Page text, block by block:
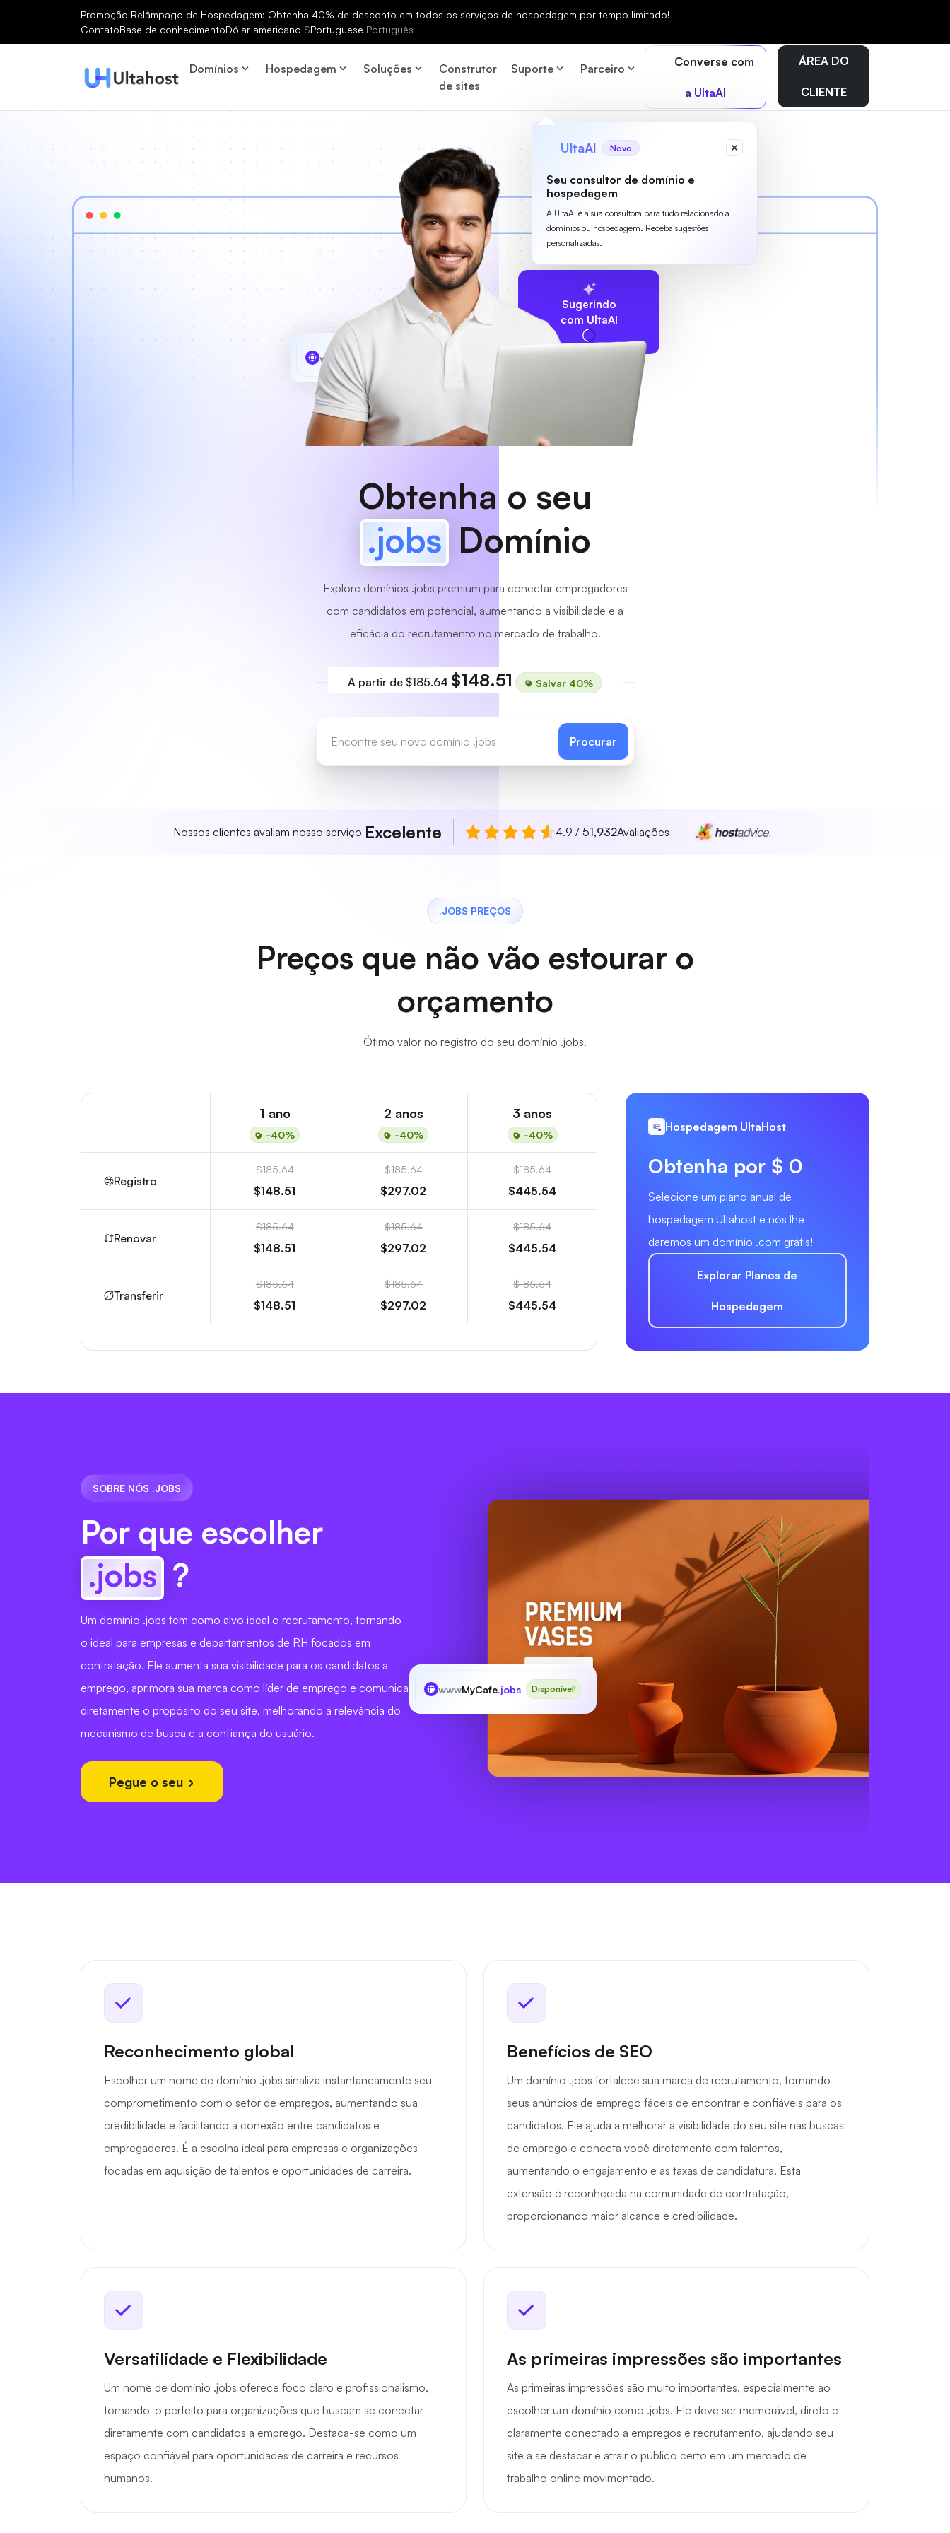
Promoção Relâmpago de Hospedagem: Obtenha 40% de desconto em todos os serviços de hospedagem por tempo limitado!
ContatoBase de conhecimentoDólar americano $Portuguese Português
Domínios Hospedagem Soluções
Construtor
de sites
Suporte Parceiro Converse com
a UltaAI
UltaAI Novo
Seu consultor de domínio e
hospedagem
A UltaAI é a sua consultora para tudo relacionado a
domínios ou hospedagem. Receba sugestões
personalizadas.
ÁREA DO
CLIENTE
Sugerindo
com UltaAI
www MyCafe
Obtenha o seu
.jobs Domínio
Explore domínios .jobs premium para conectar empregadores
com candidatos em potencial, aumentando a visibilidade e a
eficácia do recrutamento no mercado de trabalho.
A partir de $185.64 $148.51 Salvar 40%
Procurar
Nossos clientes avaliam nosso serviço Excelente 4.9 / 51,932Avaliações
.JOBS PREÇOS
Preços que não vão estourar o
orçamento
Ótimo valor no registro do seu domínio .jobs.
1 ano
-40%
2 anos
-40%
3 anos
-40%
Registro
$185.64
$148.51
$185.64
$297.02
$185.64
$445.54
Renovar
$185.64
$148.51
$185.64
$297.02
$185.64
$445.54
Transferir
$185.64
$148.51
$185.64
$297.02
$185.64
$445.54
Hospedagem UltaHost
Obtenha por $ 0
Selecione um plano anual de
hospedagem Ultahost e nós lhe
daremos um domínio .com grátis!
Explorar Planos de
Hospedagem
SOBRE NÓS .JOBS
Por que escolher
.jobs ?
Um domínio .jobs tem como alvo ideal o recrutamento, tornando-
o ideal para empresas e departamentos de RH focados em
contratação. Ele aumenta sua visibilidade para os candidatos a
emprego, aprimora sua marca como líder de emprego e comunica
diretamente o propósito do seu site, melhorando a relevância do
mecanismo de busca e a confiança do usuário.
Pegue o seu
wwwMyCafe.jobs Disponível!
Reconhecimento global
Escolher um nome de domínio .jobs sinaliza instantaneamente seu
comprometimento com o setor de empregos, aumentando sua
credibilidade e facilitando a conexão entre candidatos e
empregadores. É a escolha ideal para empresas e organizações
focadas em aquisição de talentos e oportunidades de carreira.
Benefícios de SEO
Um domínio .jobs fortalece sua marca de recrutamento, tornando
seus anúncios de emprego fáceis de encontrar e confiáveis para os
candidatos. Ele ajuda a melhorar a visibilidade do seu site nas buscas
de emprego e conecta você diretamente com talentos,
aumentando o engajamento e as taxas de candidatura. Esta
extensão é reconhecida na comunidade de contratação,
proporcionando maior alcance e credibilidade.
Versatilidade e Flexibilidade
Um nome de domínio .jobs oferece foco claro e profissionalismo,
tornando-o perfeito para organizações que buscam se conectar
diretamente com candidatos a emprego. Destaca-se como um
espaço confiável para oportunidades de carreira e recursos
humanos.
As primeiras impressões são importantes
As primeiras impressões são muito importantes, especialmente ao
escolher um domínio como .jobs. Ele deve ser memorável, direto e
claramente conectado a empregos e recrutamento, ajudando seu
site a se destacar e atrair o público certo em um mercado de
trabalho online movimentado.